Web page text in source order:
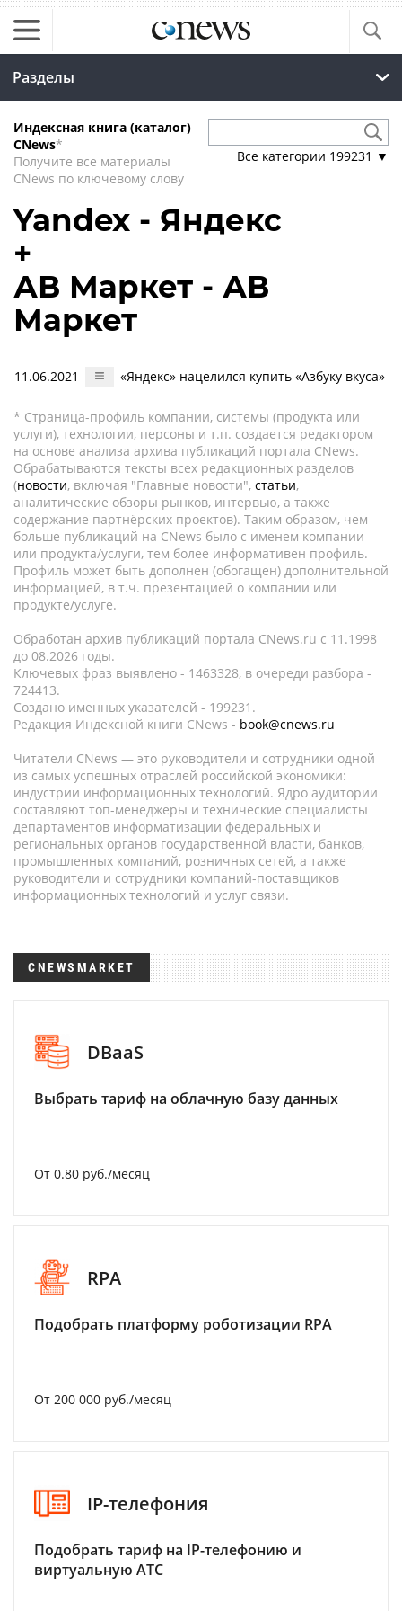
Разделы
Индексная книга (каталог)
CNews*
Получите все материалы
CNews по ключевому слову
Все категории 199231 ▼
Yandex - Яндекс
+
АВ Маркет - АВ
Маркет
11.06.2021 «Яндекс» нацелился купить «Азбуку вкуса»
* Страница-профиль компании, системы (продукта или
услуги), технологии, персоны и т.п. создается редактором
на основе анализа архива публикаций портала CNews.
Обрабатываются тексты всех редакционных разделов
(новости, включая "Главные новости", статьи,
аналитические обзоры рынков, интервью, а также
содержание партнёрских проектов). Таким образом, чем
больше публикаций на CNews было с именем компании
или продукта/услуги, тем более информативен профиль.
Профиль может быть дополнен (обогащен) дополнительной
информацией, в т.ч. презентацией о компании или
продукте/услуге.
Обработан архив публикаций портала CNews.ru c 11.1998
до 08.2026 годы.
Ключевых фраз выявлено - 1463328, в очереди разбора -
724413.
Создано именных указателей - 199231.
Редакция Индексной книги CNews - book@cnews.ru
Читатели CNews — это руководители и сотрудники одной
из самых успешных отраслей российской экономики:
индустрии информационных технологий. Ядро аудитории
составляют топ-менеджеры и технические специалисты
департаментов информатизации федеральных и
региональных органов государственной власти, банков,
промышленных компаний, розничных сетей, а также
руководители и сотрудники компаний-поставщиков
информационных технологий и услуг связи.
CNEWSMARKET
DBaaS
Выбрать тариф на облачную базу данных
От 0.80 руб./месяц
RPA
Подобрать платформу роботизации RPA
От 200 000 руб./месяц
IP-телефония
Подобрать тариф на IP-телефонию и
виртуальную АТС